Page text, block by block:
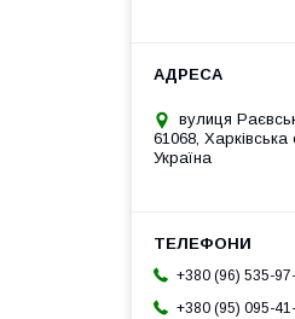
вулиця
61068, Харківська
Україна
+380 (96) 535-
+380 (95) 095-